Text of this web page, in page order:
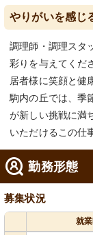
やりがいを感じ
調理師・調理スタ
彩りを与えてくだ
居者様に笑顔と健
駒内の丘では、季
が新しい挑戦に満
いただけるこの仕
勤務形態
募集状況
就